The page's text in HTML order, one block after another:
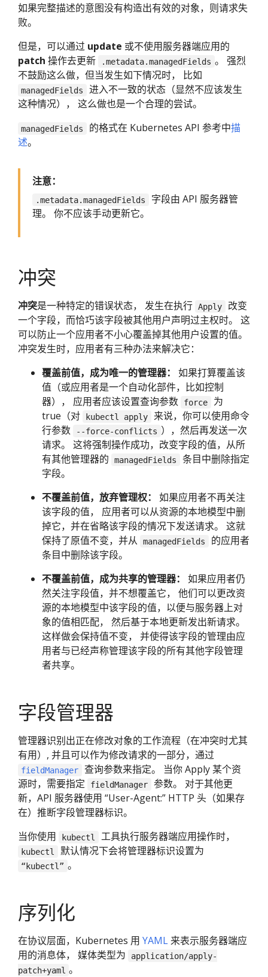
如果完整描述的意图没有构造出有效的对象，则请求失
败。
但是，可以通过 update 或不使用服务器端应用的
patch 操作去更新 .metadata.managedFields 。 强烈
不鼓励这么做，但当发生如下情况时， 比如
managedFields
进入不一致的状态（显然不应该发生
这种情况）， 这么做也是一个合理的尝试。
managedFields 的格式在 Kubernetes API 参考中描
述。
注意：
.metadata.managedFields
字段由 API 服务器管
理。 你不应该手动更新它。
冲突
冲突是一种特定的错误状态， 发生在执行 Apply
改变
一个字段，而恰巧该字段被其他用户声明过主权时。 这
可以防止一个应用者不小心覆盖掉其他用户设置的值。
冲突发生时，应用者有三种办法来解决它：
覆盖前值，成为唯一的管理器：
如果打算覆盖该
值（或应用者是一个自动化部件，比如控制
器）， 应用者应该设置查询参数
force
为
true（对
kubectl apply
来说，你可以使用命令
行参数
--force-conflicts ），然后再发送一次
请求。 这将强制操作成功，改变字段的值，从所
有其他管理器的
managedFields
条目中删除指定
字段。
不覆盖前值，放弃管理权：
如果应用者不再关注
该字段的值， 应用者可以从资源的本地模型中删
掉它，并在省略该字段的情况下发送请求。 这就
保持了原值不变，并从
managedFields
的应用者
条目中删除该字段。
不覆盖前值，成为共享的管理器：
如果应用者仍
然关注字段值，并不想覆盖它， 他们可以更改资
源的本地模型中该字段的值，以便与服务器上对
象的值相匹配， 然后基于本地更新发出新请求。
这样做会保持值不变， 并使得该字段的管理由应
用者与已经声称管理该字段的所有其他字段管理
者共享。
字段管理器
管理器识别出正在修改对象的工作流程（在冲突时尤其
有用）, 并且可以作为修改请求的一部分，通过
fieldManager
查询参数来指定。 当你 Apply 某个资
源时，需要指定
fieldManager
参数。 对于其他更
新，API 服务器使用 “User-Agent:” HTTP 头（如果存
在）推断字段管理器标识。
当你使用
kubectl 工具执行服务器端应用操作时，
kubectl 默认情况下会将管理器标识设置为
“kubectl” 。
序列化
在协议层面，Kubernetes 用 YAML 来表示服务器端应
用的消息体， 媒体类型为
application/apply-
patch+yaml 。